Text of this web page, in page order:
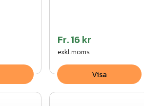
Fr.16 kr
exkl.moms
Visa